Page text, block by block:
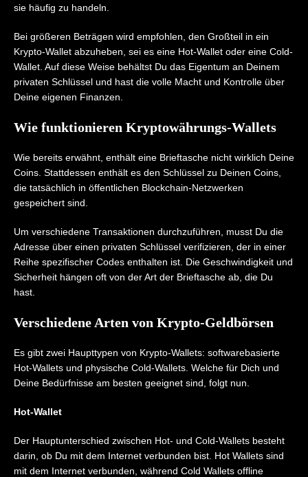
sie häufig zu handeln.
Bei größeren Beträgen wird empfohlen, den Großteil in ein
Krypto-Wallet abzuheben, sei es eine Hot-Wallet oder eine Cold-
Wallet. Auf diese Weise behältst Du das Eigentum an Deinem
privaten Schlüssel und hast die volle Macht und Kontrolle über
Deine eigenen Finanzen.
Wie funktionieren Kryptowährungs-Wallets
Wie bereits erwähnt, enthält eine Brieftasche nicht wirklich Deine
Coins. Stattdessen enthält es den Schlüssel zu Deinen Coins,
die tatsächlich in öffentlichen Blockchain-Netzwerken
gespeichert sind.
Um verschiedene Transaktionen durchzuführen, musst Du die
Adresse über einen privaten Schlüssel verifizieren, der in einer
Reihe spezifischer Codes enthalten ist. Die Geschwindigkeit und
Sicherheit hängen oft von der Art der Brieftasche ab, die Du
hast.
Verschiedene Arten von Krypto-Geldbörsen
Es gibt zwei Haupttypen von Krypto-Wallets: softwarebasierte
Hot-Wallets und physische Cold-Wallets. Welche für Dich und
Deine Bedürfnisse am besten geeignet sind, folgt nun.
Hot-Wallet
Der Hauptunterschied zwischen Hot- und Cold-Wallets besteht
darin, ob Du mit dem Internet verbunden bist. Hot Wallets sind
mit dem Internet verbunden, während Cold Wallets offline